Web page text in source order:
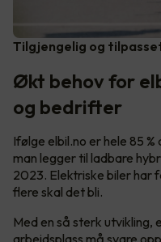
Tilgjengelig og
Økt behov for
og bedrifter
Ifølge elbil.no er hele 85
man legger til ladbare
2023. Elektriske biler har
flere skal det bli.
Med en så sterk
arbeidsplass må svare